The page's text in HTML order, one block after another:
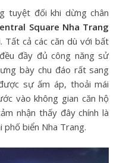
tuyệt đối khi dừng chân
Square Nha Trang
Tất cả các căn dù với bất
đầy đủ công năng sử
bày chu đáo rất sang
sự ấm áp, thoải mái
vào không gian căn hộ
nhận thấy đây chính là
biển Nha Trang.